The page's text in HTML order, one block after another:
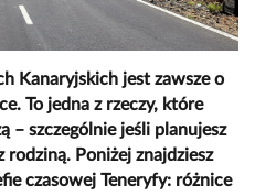
Kanaryjskich jest zawsze o
To jedna z rzeczy, które
– szczególnie jeśli planujesz
rodziną. Poniżej znajdziesz
czasowej Teneryfy: różnice